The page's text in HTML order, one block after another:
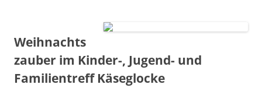
Weihnachts
zauber im Kinder-, Jugend- und
Familientreff Käseglocke